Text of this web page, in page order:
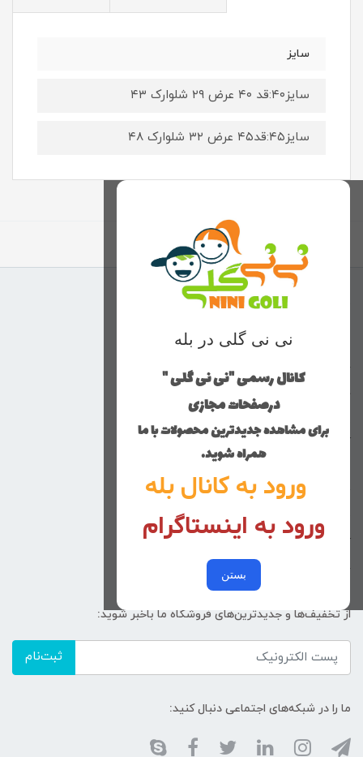
سایز
سایز۴۰:قد ۴۰ عرض ۲۹ شلوارک ۴۳
سایز۴۵:قد۴۵ عرض ۳۲ شلوارک ۴۸
نی نی گلی در بله
کانال رسمی "نی نی گلی "
درصفحات مجازی
برای مشاهده جدیدترین محصولات با ما
همراه شوید.
ورود به کانال بله
ورود به اینستاگرام
بستن
برگشت به بالا
منوی وب‌سایت
خانه
کوچولوهای نی نی گلی
تماس با ما
کد پیگیری سفارشات
خرید عمده
از تخفیف‌ها و جدیدترین‌های فروشگاه ما باخبر شوید:
ثبت‌نام
ما را در شبکه‌های اجتماعی دنبال کنید: